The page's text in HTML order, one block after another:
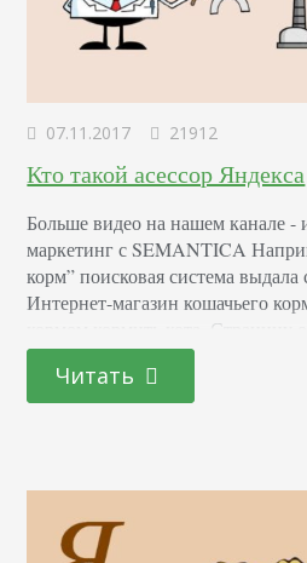
07.11.2017 21912
Кто такой асессор Яндекса
Больше видео на нашем канале -
маркетинг с SEMANTICA
корм” поисковая система
Интернет-магазин кошачьего
кормом кормить кота. Страницу
оценивает, правильно ли
системой. Например, под запрос
контент первого сайта. А
Читать